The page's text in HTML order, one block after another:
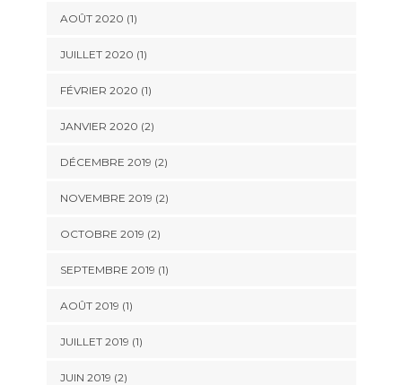
AOÛT 2020 (1)
JUILLET 2020 (1)
FÉVRIER 2020 (1)
JANVIER 2020 (2)
DÉCEMBRE 2019 (2)
NOVEMBRE 2019 (2)
OCTOBRE 2019 (2)
SEPTEMBRE 2019 (1)
AOÛT 2019 (1)
JUILLET 2019 (1)
JUIN 2019 (2)